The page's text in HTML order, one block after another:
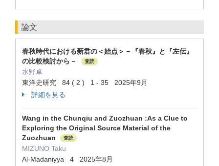
論文
春秋時代における新君の＜始点＞－『春秋』と『左伝』
の比較検討から－
査読
水野卓
東洋史研究 84 ( 2 ) 1 - 35 2025年9月
詳細を見る
Wang in the Chunqiu and Zuozhuan :As a Clue to
Exploring the Original Source Material of the
Zuozhuan
査読
MIZUNO Taku
Al-Madaniyya 4 2025年8月